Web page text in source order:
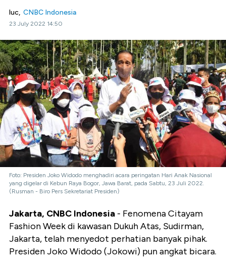
luc, CNBC Indonesia
23 July 2022 14:50
Foto: Presiden Joko Widodo menghadiri acara peringatan Hari Anak Nasional
yang digelar di Kebun Raya Bogor, Jawa Barat, pada Sabtu, 23 Juli 2022.
(Rusman - Biro Pers Sekretariat Presiden)
Jakarta, CNBC Indonesia - Fenomena Citayam
Fashion Week di kawasan Dukuh Atas, Sudirman,
Jakarta, telah menyedot perhatian banyak pihak.
Presiden Joko Widodo (Jokowi) pun angkat bicara.